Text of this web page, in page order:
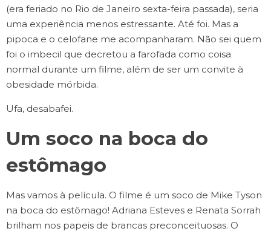
(era feriado no Rio de Janeiro sexta-feira passada), seria
uma experiência menos estressante. Até foi. Mas a
pipoca e o celofane me acompanharam. Não sei quem
foi o imbecil que decretou a farofada como coisa
normal durante um filme, além de ser um convite à
obesidade mórbida.
Ufa, desabafei.
Um soco na boca do
estômago
Mas vamos à película. O filme é um soco de Mike Tyson
na boca do estômago! Adriana Esteves e Renata Sorrah
brilham nos papeis de brancas preconceituosas. O